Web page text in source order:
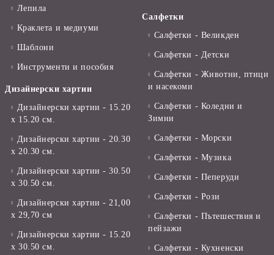
Лепила
Краклета и медиуми
Шаблони
Инструменти и пособия
Дизайнерски хартии
Дизайнерски хартии - 15.20
х 15.20 см.
Дизайнерски хартии - 20.30
х 20.30 см.
Дизайнерски хартии - 30.50
х 30.50 см.
Дизайнерски хартии - 21,00
х 29,70 см
Дизайнерски хартии - 15.20
x 30.50 см.
Салфетки
Салфетки - Великден
Салфетки - Детски
Салфетки - Животни, птици
и насекоми
Салфетки - Коледни и
Зимни
Салфетки - Морски
Салфетки - Музика
Салфетки - Пеперуди
Салфетки - Рози
Салфетки - Пътешествия и
пейзажи
Салфетки - Кухненски